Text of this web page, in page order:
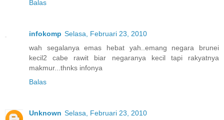
Balas
infokomp Selasa, Februari 23, 2010
wah segalanya emas hebat yah..emang negara brunei
kecil2 cabe rawit biar negaranya kecil tapi rakyatnya
makmur...thnks infonya
Balas
Unknown Selasa, Februari 23, 2010